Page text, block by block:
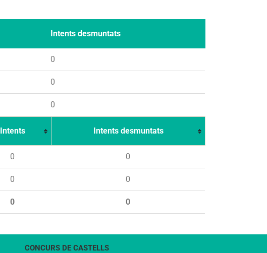
Intents desmuntats
0
0
0
Intents Intents desmuntats
0 0
0 0
0 0
CONCURS DE CASTELLS